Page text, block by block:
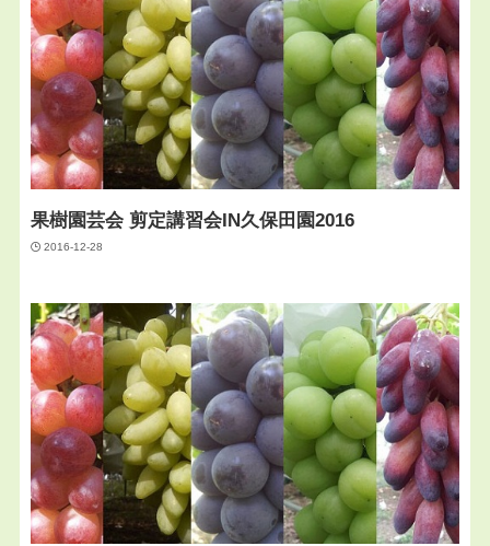
果樹園芸会 剪定講習会IN久保田園2016
2016-12-28